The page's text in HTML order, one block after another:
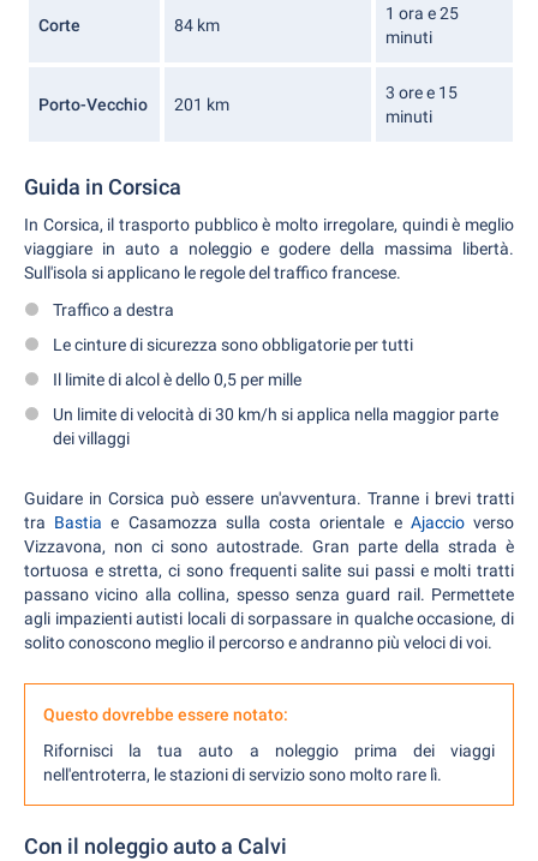
Corte 84 km
1 ora e 25
minuti
Porto-Vecchio 201 km
3 ore e 15
minuti
Guida in Corsica
In Corsica, il trasporto pubblico è molto irregolare, quindi è meglio
viaggiare in auto a noleggio e godere della massima libertà.
Sull'isola si applicano le regole del traffico francese.
Traffico a destra
Le cinture di sicurezza sono obbligatorie per tutti
Il limite di alcol è dello 0,5 per mille
Un limite di velocità di 30 km/h si applica nella maggior parte
dei villaggi
Guidare in Corsica può essere un'avventura. Tranne i brevi tratti
tra Bastia e Casamozza sulla costa orientale e Ajaccioverso
Vizzavona, non ci sono autostrade. Gran parte della strada è
tortuosa e stretta, ci sono frequenti salite sui passi e molti tratti
passano vicino alla collina, spesso senza guard rail. Permettete
agli impazienti autisti locali di sorpassare in qualche occasione, di
solito conoscono meglio il percorso e andranno più veloci di voi.
Questo dovrebbe essere notato:
Rifornisci la tua auto a noleggio prima dei viaggi
nell'entroterra, le stazioni di servizio sono molto rare lì.
Con il noleggio auto a Calvi